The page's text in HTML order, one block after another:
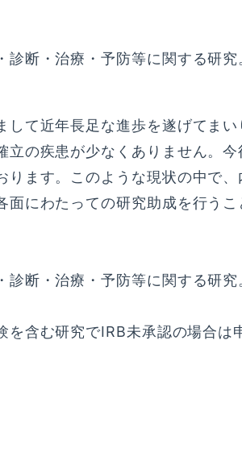
断・治療・予防等に関する研究
して近年長足な進歩を遂げてま
立の疾患が少なくありません。
ります。このような現状の中で、
面にわたっての研究助成を行う
断・治療・予防等に関する研究
を含む研究でIRB未承認の場合は